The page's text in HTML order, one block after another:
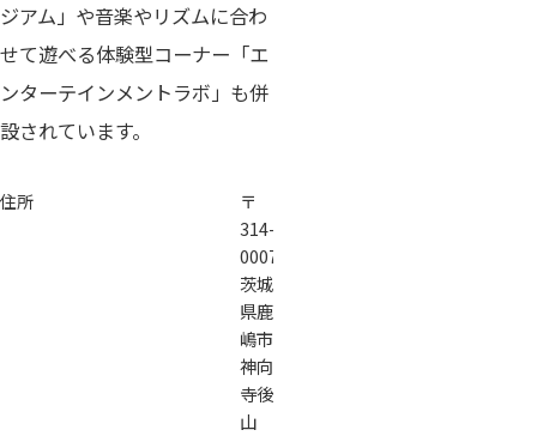
ジアム」や音楽やリズムに合わ
せて遊べる体験型コーナー「エ
ンターテインメントラボ」も併
設されています。
住所
〒
314-
0007
茨城
県鹿
嶋市
神向
寺後
山